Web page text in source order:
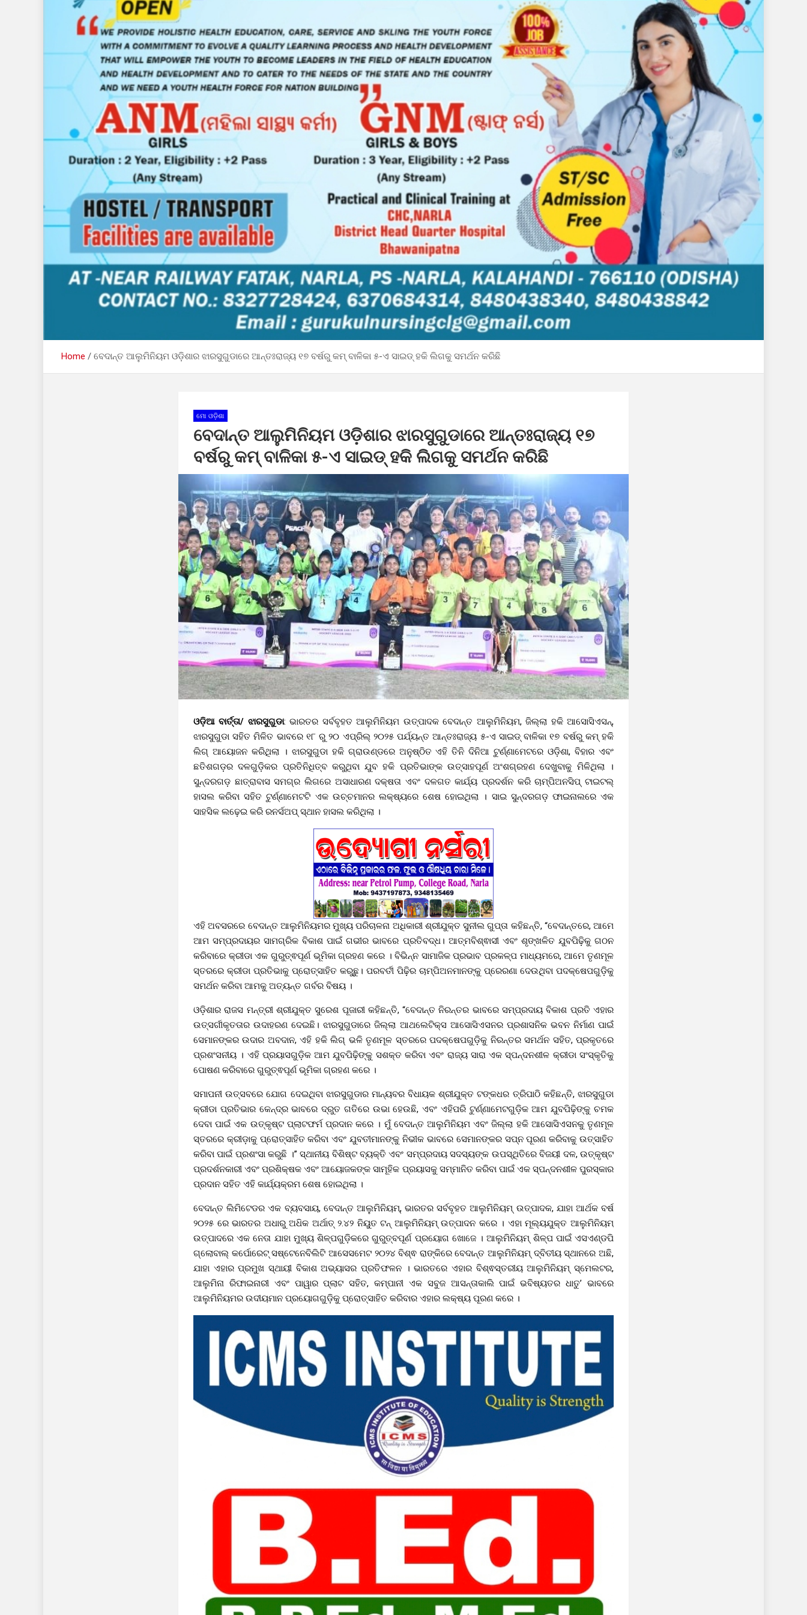
Home ବେଦାନ୍ତ ଆଲୁମିନିୟମ ଓଡ଼ିଶାର ଝାରସୁଗୁଡାରେ ଆନ୍ତଃରାଜ୍ୟ ୧୭ ବର୍ଷରୁ କମ୍ ବାଳିକା ୫-ଏ ସାଇଡ୍ ହକି ଲିଗକୁ ସମର୍ଥନ କରିଛି
ମୋ ଓଡ଼ିଶା
ବେଦାନ୍ତ ଆଲୁମିନିୟମ ଓଡ଼ିଶାର ଝାରସୁଗୁଡାରେ ଆନ୍ତଃରାଜ୍ୟ ୧୭
ବର୍ଷରୁ କମ୍ ବାଳିକା ୫-ଏ ସାଇଡ୍ ହକି ଲିଗକୁ ସମର୍ଥନ କରିଛି
ଓଡ଼ିଆ ବାର୍ତ୍ତା/ ଝାରସୁଗୁଡା: ଭାରତର ସର୍ବବୃହତ ଆଲୁମିନିୟମ ଉତ୍ପାଦକ ବେଦାନ୍ତ ଆଲୁମିନିୟମ, ଜିଲ୍ଲା ହକି ଆସୋସିଏସନ୍,
ଝାରସୁଗୁଡା ସହିତ ମିଳିତ ଭାବରେ ୧୮ ରୁ ୨୦ ଏପ୍ରିଲ୍ ୨୦୨୫ ପର୍ଯ୍ୟନ୍ତ ଆନ୍ତଃରାଜ୍ୟ ୫-ଏ ସାଇଡ୍ ବାଳିକା ୧୭ ବର୍ଷରୁ କମ୍ ହକି
ଲିଗ୍ ଆୟୋଜନ କରିଥିଲା । ଝାରସୁଗୁଡା ହକି ଗ୍ରାଉଣ୍ଡରେ ଅନୁଷ୍ଠିତ ଏହି ତିନି ଦିନିଆ ଟୁର୍ଣ୍ଣାମେଟରେ ଓଡ଼ିଶା, ବିହାର ଏବଂ
ଛତିଶଗଡ଼ର ଦଳଗୁଡ଼ିକର ପ୍ରତିନିଧିତ୍ବ କରୁଥିବା ଯୁବ ହକି ପ୍ରତିଭାଙ୍କ ଉତ୍ସାହପୂର୍ଣ ଅଂଶଗ୍ରହଣ ଦେଖୁବାକୁ ମିଳିଥିଲା ।
ସୁନ୍ଦରଗଡ଼ ଛାତ୍ରାବାସ ସମଗ୍ର ଲିଗରେ ଅସାଧାରଣ ଦକ୍ଷତା ଏବଂ ଦଳଗତ କାର୍ଯ୍ୟ ପ୍ରଦର୍ଶନ କରି ଚାମ୍ପିଅନସିପ୍ ଟାଇଟଲ୍
ହାସଲ କରିବା ସହିତ ଟୁର୍ଣ୍ଣାମେଟଟି ଏକ ଉଚ୍ଚମାନର ଲକ୍ଷ୍ୟରେ ଶେଷ ହୋଇଥିଲା । ସାଇ ସୁନ୍ଦରଗଡ଼ ଫାଇନାଲରେ ଏକ
ସାହସିକ ଲଢ଼େଇ କରି ରନର୍ସଅପ୍ ସ୍ଥାନ ହାସଲ କରିଥିଲା ।
ଏହି ଅବସରରେ ବେଦାନ୍ତ ଆଲୁମିନିୟମର ମୁଖ୍ୟ ପରିଚାଳନା ଅଧିକାରୀ ଶ୍ରୀଯୁକ୍ତ ସୁନୀଲ ଗୁପ୍ତା କହିଛନ୍ତି, “ବେଦାନ୍ତରେ, ଆମେ
ଆମ ସମ୍ପ୍ରଦାୟର ସାମଗ୍ରିକ ବିକାଶ ପାଇଁ ଗଭୀର ଭାବରେ ପ୍ରତିବଦ୍ଧ। ଆତ୍ମବିଶ୍ଵାସୀ ଏବଂ ଶୃଙ୍ଖଳିତ ଯୁବପିଢ଼ିକୁ ଗଠନ
କରିବାରେ କ୍ରୀଡା ଏକ ଗୁରୁତ୍ଵପୂର୍ଣ ଭୂମିକା ଗ୍ରହଣ କରେ । ବିଭିନ୍ନ ସାମାଜିକ ପ୍ରଭାବ ପ୍ରକଳ୍ପ ମାଧ୍ୟମରେ, ଆମେ ତୃଣମୂଳ
ସ୍ତରରେ କ୍ରୀଡା ପ୍ରତିଭାକୁ ପ୍ରୋତ୍ସାହିତ କରୁଛୁ। ପରବର୍ତୀ ପିଢ଼ିର ଚାମ୍ପିଅନମାନଙ୍କୁ ପ୍ରେରଣା ଦେଉଥିବା ପଦକ୍ଷେପଗୁଡ଼ିକୁ
ସମର୍ଥନ କରିବା ଆମକୁ ଅତ୍ୟନ୍ତ ଗର୍ବର ବିଷୟ ।
ଓଡ଼ିଶାର ରାଜସ ମନ୍ତ୍ରୀ ଶ୍ରୀଯୁକ୍ତ ସୁରେଶ ପୂଜାରୀ କହିଛନ୍ତି, “ବେଦାନ୍ତ ନିରନ୍ତର ଭାବରେ ସମ୍ପ୍ରଦାୟ ବିକାଶ ପ୍ରତି ଏହାର
ଉତ୍ସର୍ଗୀକୃତତାର ଉଦାହରଣ ଦେଇଛି। ଝାରସୁଗୁଡାରେ ଜିଲ୍ଲା ଆଥଲେଟିକ୍ସ ଆସୋସିଏସନର ପ୍ରଶାସନିକ ଭବନ ନିର୍ମାଣ ପାଇଁ
ସେମାନଙ୍କର ଉଦାର ଅବଦାନ, ଏହି ହକି ଲିଗ୍ ଭଳି ତୃଣମୂଳ ସ୍ତରରେ ପଦକ୍ଷେପଗୁଡ଼ିକୁ ନିରନ୍ତର ସମର୍ଥନ ସହିତ, ପ୍ରକୃତରେ
ପ୍ରଶଂସନୀୟ । ଏହି ପ୍ରୟାସଗୁଡ଼ିକ ଆମ ଯୁବପିଢ଼ିଙ୍କୁ ସଶକ୍ତ କରିବା ଏବଂ ରାଜ୍ୟ ସାରା ଏକ ସ୍ପନ୍ଦନଶୀଳ କ୍ରୀଡା ସଂସ୍କୃତିକୁ
ପୋଷଣ କରିବାରେ ଗୁରୁତ୍ଵପୂର୍ଣ ଭୂମିକା ଗ୍ରହଣ କରେ ।
ସମାପନୀ ଉତ୍ସବରେ ଯୋଗ ଦେଇଥିବା ଝାରସୁଗୁଡାର ମାନ୍ୟବର ବିଧାୟକ ଶ୍ରୀଯୁକ୍ତ ଟଙ୍କଧର ତ୍ରିପାଠି କହିଛନ୍ତି, ଝାରସୁଗୁଡା
କ୍ରୀଡା ପ୍ରତିଭାର କେନ୍ଦ୍ର ଭାବରେ ଦ୍ରୁତ ଗତିରେ ଉଭା ହେଉଛି, ଏବଂ ଏହିପରି ଟୁର୍ଣ୍ଣାମେଟଗୁଡ଼ିକ ଆମ ଯୁବପିଢ଼ିଙ୍କୁ ଚମକ
ଦେବା ପାଇଁ ଏକ ଉତ୍କୃଷ୍ଟ ପ୍ଲାଟଫର୍ମ ପ୍ରଦାନ କରେ । ମୁଁ ବେଦାନ୍ତ ଆଲୁମିନିୟମ ଏବଂ ଜିଲ୍ଲା ହକି ଆସୋସିଏସନକୁ ତୃଣମୂଳ
ସ୍ତରରେ କ୍ରୀଡ଼ାକୁ ପ୍ରୋତ୍ସାହିତ କରିବା ଏବଂ ଯୁବତୀମାନଙ୍କୁ ନିଭୀକ ଭାବରେ ସେମାନଙ୍କର ସପ୍ନ ପୂରଣ କରିବାକୁ ଉତ୍ସାହିତ
କରିବା ପାଇଁ ପ୍ରଶଂସା କରୁଛି ।” ସ୍ଥାନୀୟ ବିଶିଷ୍ଟ ବ୍ୟକ୍ତି ଏବଂ ସମ୍ପ୍ରଦାୟ ସଦସ୍ୟଙ୍କ ଉପସ୍ଥିତିରେ ବିଜୟୀ ଦଳ, ଉତ୍କୃଷ୍ଟ
ପ୍ରଦର୍ଶନକାରୀ ଏବଂ ପ୍ରଶିକ୍ଷକ ଏବଂ ଆୟୋଜକଙ୍କ ସାମୂହିକ ପ୍ରୟାସକୁ ସମ୍ମାନିତ କରିବା ପାଇଁ ଏକ ସ୍ପନ୍ଦନଶୀଳ ପୁରସ୍କାର
ପ୍ରଦାନ ସହିତ ଏହି କାର୍ଯ୍ୟକ୍ରମ ଶେଷ ହୋଇଥିଲା ।
ବେଦାନ୍ତ ଲିମିଟେଡର ଏକ ବ୍ୟବସାୟ, ବେଦାନ୍ତ ଆଲୁମିନିୟମ୍, ଭାରତର ସର୍ବବୃହତ ଆଲୁମିନିୟମ୍ ଉତ୍ପାଦକ, ଯାହା ଆର୍ଥକ ବର୍ଷ
୨୦୨୫ ରେ ଭାରତର ଅଧାରୁ ଅଧ‌ିକ ଅର୍ଥାତ୍ ୨.୪୨ ନିୟୁତ ଟନ୍ ଆଲୁମିନିୟମ୍ ଉତ୍ପାଦନ କରେ । ଏହା ମୂଲ୍ୟଯୁକ୍ତ ଆଲୁମିନିୟମ୍
ଉତ୍ପାଦରେ ଏକ ନେତା ଯାହା ମୁଖ୍ୟ ଶିଳ୍ପଗୁଡ଼ିକରେ ଗୁରୁତ୍ବପୂର୍ଣ ପ୍ରୟୋଗ ଖୋଜେ । ଆଲୁମିନିୟମ୍ ଶିଳ୍ପ ପାଇଁ ଏସଏଣ୍ଡପି
ଗ୍ଲୋବାଲ୍ କର୍ପୋରେଟ୍ ସଷ୍ଟେନେବିଲିଟି ଆସେସମେଟ ୨୦୨୪ ବିଶ୍ଵ ରାଙ୍କିରେ ବେଦାନ୍ତ ଆଲୁମିନିୟମ୍ ଦ୍ବିତୀୟ ସ୍ଥାନରେ ଅଛି,
ଯାହା ଏହାର ପ୍ରମୁଖ ସ୍ଥାୟୀ ବିକାଶ ଅଭ୍ୟାସର ପ୍ରତିଫଳନ । ଭାରତରେ ଏହାର ବିଶ୍ଵସ୍ତରୀୟ ଆଲୁମିନିୟମ୍ ସ୍ମେଲଟର,
ଆଲୁମିନା ରିଫାଇନାରୀ ଏବଂ ପାୱାର ପ୍ଲାଟ ସହିତ, କମ୍ପାନୀ ଏକ ସବୁଜ ଆସନ୍ତାକାଲି ପାଇଁ ଭବିଷ୍ୟତର ଧାତୁ’ ଭାବରେ
ଆଲୁମିନିୟମର ଉଦୀୟମାନ ପ୍ରୟୋଗଗୁଡ଼ିକୁ ପ୍ରୋତ୍ସାହିତ କରିବାର ଏହାର ଲକ୍ଷ୍ୟ ପୂରଣ କରେ ।